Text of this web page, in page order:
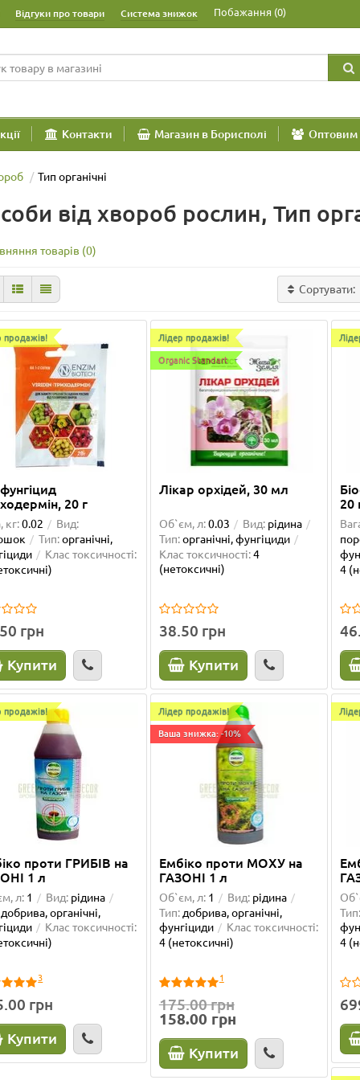
Відгуки про товари Система знижок Побажання (0)
Контакти Магазин в Борисполі Оптовим
Тип органічні
від хвороб рослин, Тип
товарів (0)
Сортувати:
продажів!
20 г
кг:0.02
Вид:
Тип:органічні,
Клас токсичності:
грн
Купити
Лідер продажів!
Organic Standart
Лікар орхідей, 30 мл
Об`єм, л:0.03 Вид: рідина
Тип:органічні, фунгіциди
Клас токсичності:4
(нетоксичні)
38.50 грн
Купити
20
4
продажів!
проти ГРИБІВ на
1 л
л: 1 Вид: рідина
добрива, органічні,
Клас токсичності:
3
грн
Купити
Лідер продажів!
Ваша знижка: -10%
Ембіко проти МОХУ на
ГАЗОНІ 1 л
Об`єм, л: 1 Вид: рідина
Тип: добрива, органічні,
фунгіциди
Клас токсичності:
4 (нетоксичні)
1
175.00 грн
158.00 грн
Купити
Тип:
4